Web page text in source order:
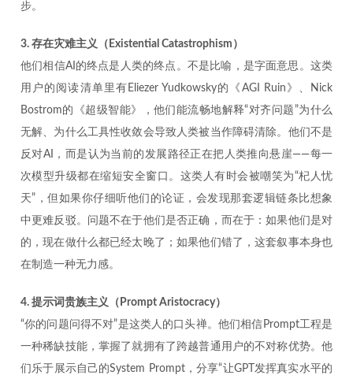
步。
3. 存在灾难主义（Existential Catastrophism）
他们相信AI的终点是人类的终点。不是比喻，是字面意思。这类
用户的阅读清单里有Eliezer Yudkowsky的《AGI Ruin》、Nick
Bostrom的《超级智能》，他们能流畅地解释“对齐问题”为什么
无解、为什么工具性收敛会导致人类被当作障碍清除。他们不是
反对AI，而是认为当前的发展路径正在把人类推向悬崖——每一
次模型升级都在缩短安全窗口。这类人有时会被嘲笑为“杞人忧
天”，但如果你仔细听他们的论证，会发现那套逻辑链条比想象
中更难反驳。问题不在于他们是否正确，而在于：如果他们是对
的，现在做什么都已经太晚了；如果他们错了，这套叙事本身也
在制造一种无力感。
4. 提示词贵族主义（Prompt Aristocracy）
“你的问题问得不对”是这类人的口头禅。他们相信Prompt工程是
一种稀缺技能，掌握了就拥有了跨越普通用户的不对称优势。他
们乐于展示自己的System Prompt，分享“让GPT发挥真实水平的